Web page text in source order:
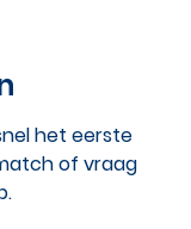
het eerste
of vraag